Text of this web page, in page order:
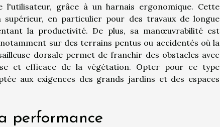
grâce à un harnais ergonomique. Cette
en particulier pour des travaux de longue
la productivité. De plus, sa manœuvrabilité est
sur des terrains pentus ou accidentés où la
dorsale permet de franchir des obstacles avec
et efficace de la végétation. Opter pour ce type
aux exigences des grands jardins et des espaces
performance